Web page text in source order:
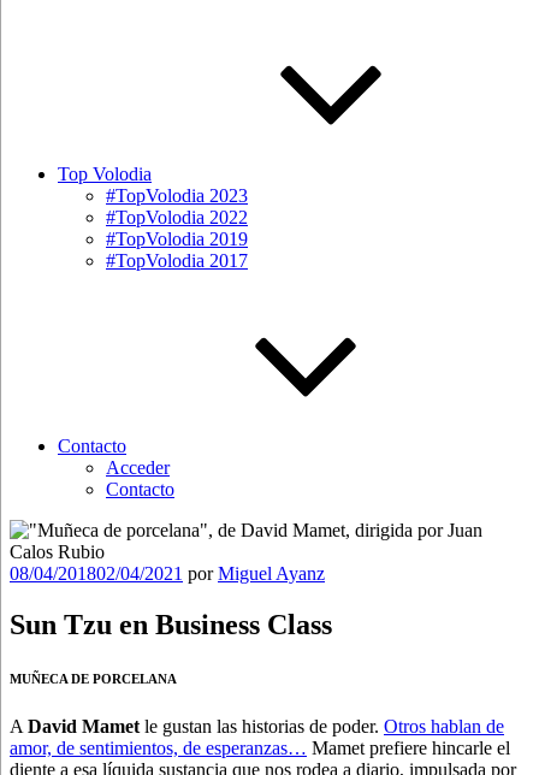
Top Volodia
#TopVolodia 2023
#TopVolodia 2022
#TopVolodia 2019
#TopVolodia 2017
Contacto
Acceder
Contacto
Publicado
08/04/201802/04/2021 porMiguel Ayanz
Sun Tzu en Business Class
MUÑECA DE PORCELANA
A David Mamet le gustan las historias de poder. Otros hablan de
amor, de sentimientos, de esperanzas… Mamet prefiere hincarle el
diente a esa líquida sustancia que nos rodea a diario, impulsada por